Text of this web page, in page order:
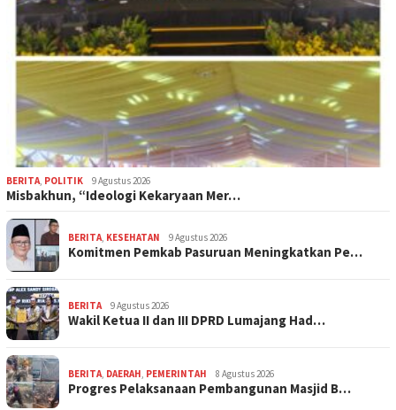
BERITA, POLITIK 9 Agustus 2026
Misbakhun, “Ideologi Kekaryaan Mer…
BERITA, KESEHATAN 9 Agustus 2026
Komitmen Pemkab Pasuruan Meningkatkan Pe…
BERITA 9 Agustus 2026
Wakil Ketua II dan III DPRD Lumajang Had…
BERITA, DAERAH, PEMERINTAH 8 Agustus 2026
Progres Pelaksanaan Pembangunan Masjid B…